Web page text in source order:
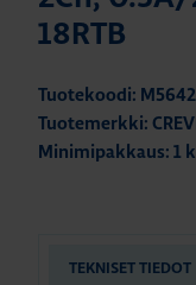
18RTB
Tuotekoodi:
Tuotemerkki:
Minimipakkaus: 1
TEKNISET TIEDOT